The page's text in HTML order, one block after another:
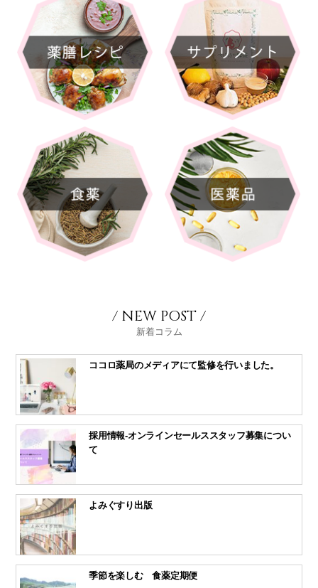
/ NEW POST /
新着コラム
ココロ薬局のメディアにて監修を行いました。
採用情報-オンラインセールススタッフ募集につい
て
よみぐすり出版
季節を楽しむ 食薬定期便